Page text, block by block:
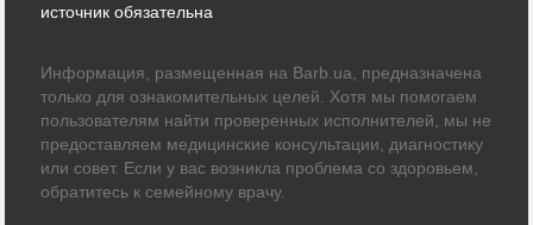
источник обязательна
Информация, размещенная на Barb.ua, предназначена
только для ознакомительных целей. Хотя мы помогаем
пользователям найти проверенных исполнителей, мы не
предоставляем медицинские консультации, диагностику
или совет. Если у вас возникла проблема со здоровьем,
обратитесь к семейному врачу.